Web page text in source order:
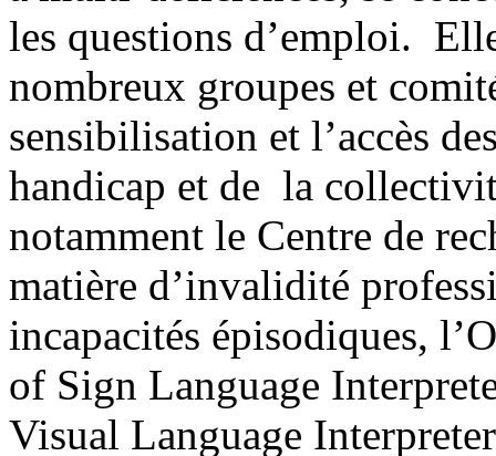
les questions d’emploi.
nombreux groupes et
sensibilisation et l’accès
handicap et de la
notamment le Centre de
matière d’invalidité
incapacités épisodiques,
of Sign Language
Visual Language